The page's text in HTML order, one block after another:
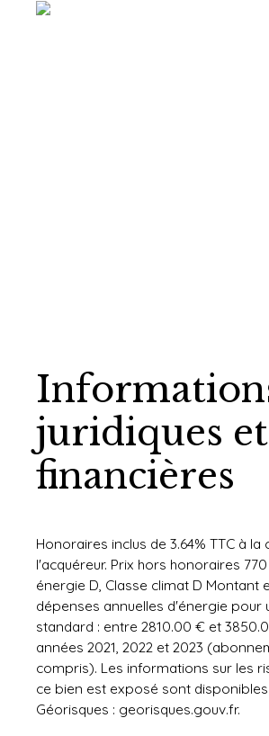
juridiques et
financières
Honoraires inclus de 3.64% TTC à la
l'acquéreur. Prix hors honoraires
énergie D, Classe climat D Montant
dépenses annuelles d'énergie pour
standard : entre 2810.00 € et
années 2021, 2022 et 2023
compris). Les informations sur les
ce bien est exposé sont
Géorisques : georisques.gouv.fr.